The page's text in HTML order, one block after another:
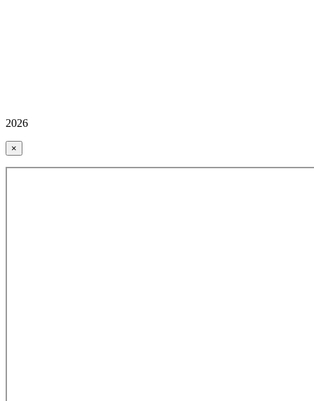
2026
×